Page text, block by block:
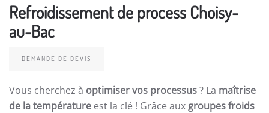
Refroidissement de process Choisy-
au-Bac
DEMANDE DE DEVIS
Vous cherchez à optimiser vos processus? La maîtrise
de la température est la clé ! Grâce aux groupes froids